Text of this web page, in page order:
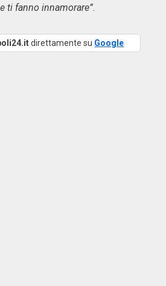
ti fanno innamorare”.
direttamente su Google